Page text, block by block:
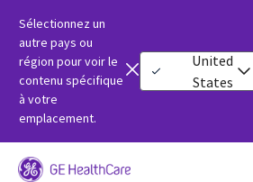
Sélectionnez un
autre pays ou
région pour voir le
contenu spécifique
à votre
emplacement.
United
States